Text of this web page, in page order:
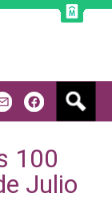
100
Julio
s
a
r